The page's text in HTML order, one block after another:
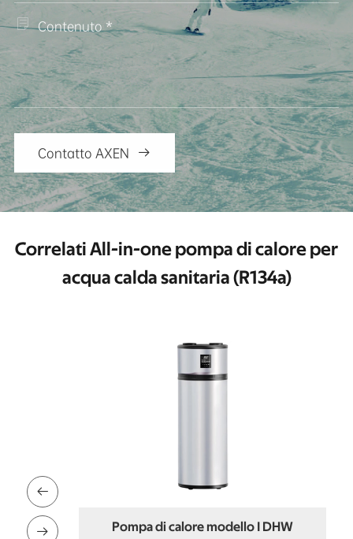

Contatto AXEN 
Correlati All-in-one pompa di calore per
acqua calda sanitaria (R134a)
Pompa di calore modello I DHW

